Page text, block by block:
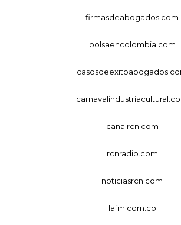
firmasdeabogados.com
bolsaencolombia.com
canalrcn.com
rcnradio.com
noticiasrcn.com
lafm.com.co